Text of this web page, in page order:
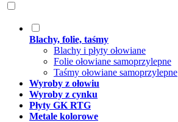
Blachy, folie, taśmy
Blachy i płyty ołowiane
Folie ołowiane samoprzylepne
Taśmy ołowiane samoprzylepne
Wyroby z ołowiu
Wyroby z cynku
Płyty GK RTG
Metale kolorowe